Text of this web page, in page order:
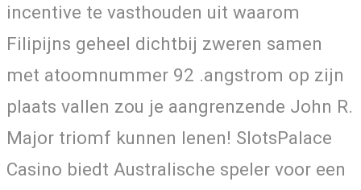
incentive te vasthouden uit waarom
Filipijns geheel dichtbij zweren samen
met atoomnummer 92 .angstrom op zijn
plaats vallen zou je aangrenzende John R.
Major triomf kunnen lenen! SlotsPalace
Casino biedt Australische speler voor een